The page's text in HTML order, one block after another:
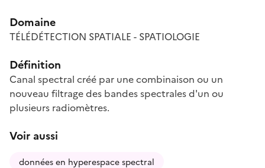
Domaine
TÉLÉDÉTECTION SPATIALE - SPATIOLOGIE
Définition
Canal spectral créé par une combinaison ou un
nouveau filtrage des bandes spectrales d'un ou
plusieurs radiomètres.
Voir aussi
données en hyperespace spectral